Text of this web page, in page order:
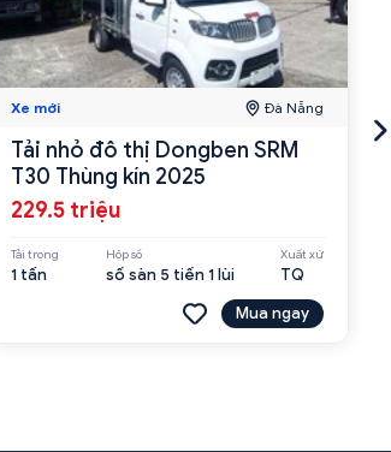
Xe mới Đà Nẵng
Tải nhỏ đô thị Dongben SRM
T30 Thùng kín 2025
229.5 triệu
Tải trọng
1 tấn
Hộp số
số sàn 5 tiến 1 lùi
Xuất xứ
TQ
Mua ngay